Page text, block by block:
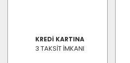
KREDİ KARTINA
3 TAKSİT İMKANI